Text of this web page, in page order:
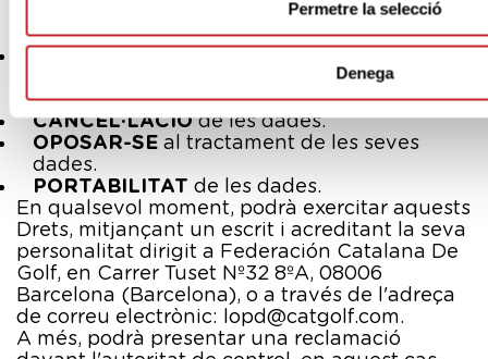
Permetre la selecció
Denega
informi de com fem servir les dades i a
obtenirACCÉSa les mateixes.
LIMITACIONS
tractament de la mateixa.
CANCEL·LACIÓde les dades.
OPOSAR-SE al tractament de les seves
dades.
PORTABILITAT de les dades.
En qualsevol moment, podrà exercitar aquests
Drets, mitjançant un escrit i acreditant la seva
personalitat dirigit a Federación Catalana De
Golf, en Carrer Tuset Nº32 8ºA, 08006
Barcelona (Barcelona), o a través de l'adreça
de correu electrònic: lopd@catgolf.com.
A més, podrà presentar una reclamació